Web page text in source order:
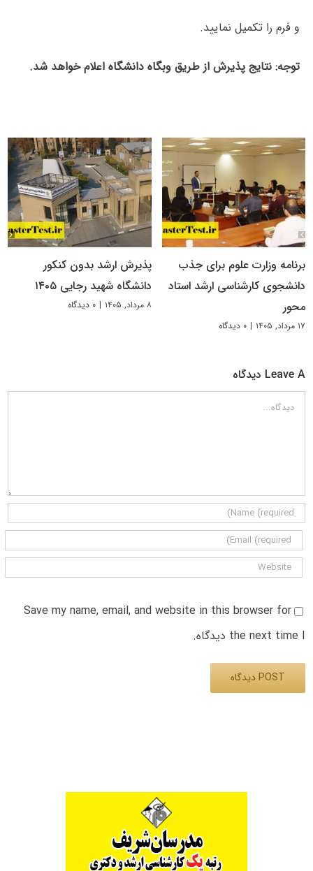
و فرم را تکمیل نمایید.
توجه: نتایج پذیرش از طریق وبگاه دانشگاه اعلام خواهد شد.
برنامه وزارت علوم برای جذب
دانشجوی کارشناسی ارشد استاد
محور
۱۷ مرداد, ۱۴۰۵ | ۰ دیدگاه
پذیرش ارشد بدون کنکور
دانشگاه شهید رجایی ۱۴۰۵
۸ مرداد, ۱۴۰۵ | ۰ دیدگاه
Leave A دیدگاه
دیدگاه
Save my name, email, and website in this browser for
the next time I دیدگاه.